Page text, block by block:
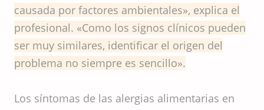
causada por factores ambientales», explica el
profesional. «Como los signos clínicos pueden
ser muy similares, identificar el origen del
problema no siempre es sencillo».
Los síntomas de las alergias alimentarias en